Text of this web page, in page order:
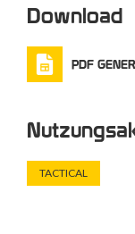
Download
PDF
TACTICAL